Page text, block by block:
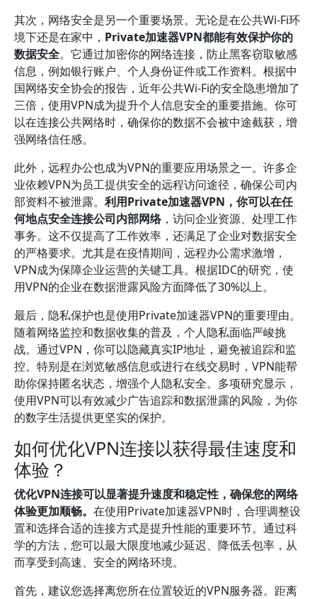
其次，网络安全是另一个重要场景。无论是在公共Wi-Fi环
境下还是在家中， Private加速器VPN都能有效保护你的
数据安全。它通过加密你的网络连接，防止黑客窃取敏感
信息，例如银行账户、个人身份证件或工作资料。根据中
国网络安全协会的报告，近年公共Wi-Fi的安全隐患增加了
三倍，使用VPN成为提升个人信息安全的重要措施。你可
以在连接公共网络时，确保你的数据不会被中途截获，增
强网络信任感。
此外，远程办公也成为VPN的重要应用场景之一。许多企
业依赖VPN为员工提供安全的远程访问途径，确保公司内
部资料不被泄露。 利用Private加速器VPN，你可以在任
何地点安全连接公司内部网络，访问企业资源、处理工作
事务。这不仅提高了工作效率，还满足了企业对数据安全
的严格要求。尤其是在疫情期间，远程办公需求激增，
VPN成为保障企业运营的关键工具。根据IDC的研究，使
用VPN的企业在数据泄露风险方面降低了30%以上。
最后，隐私保护也是使用Private加速器VPN的重要理由。
随着网络监控和数据收集的普及，个人隐私面临严峻挑
战。通过VPN，你可以隐藏真实IP地址，避免被追踪和监
控。特别是在浏览敏感信息或进行在线交易时，VPN能帮
助你保持匿名状态，增强个人隐私安全。多项研究显示，
使用VPN可以有效减少广告追踪和数据泄露的风险，为你
的数字生活提供更坚实的保护。
如何优化VPN连接以获得最佳速度和
体验？
优化VPN连接可以显著提升速度和稳定性，确保您的网络
体验更加顺畅。 在使用Private加速器VPN时，合理调整设
置和选择合适的连接方式是提升性能的重要环节。通过科
学的方法，您可以最大限度地减少延迟、降低丢包率，从
而享受到高速、安全的网络环境。
首先，建议您选择离您所在位置较近的VPN服务器。距离